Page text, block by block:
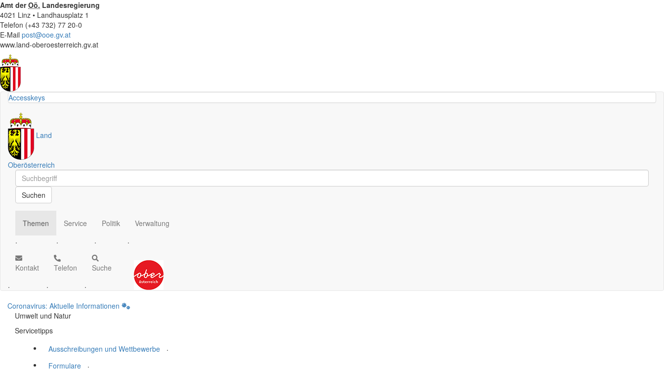
Amt derOö. Landesregierung
4021 Linz • Landhausplatz 1
Telefon (+43 732) 77 20-0
E-Mail post@ooe.gv.at
www.land-oberoesterreich.gv.at
Accesskeys
Land
Oberösterreich
Schnellsuche
Schnellsuche
Suchen
Themen
.
Service
.
Politik
.
Verwaltung
.
Kontakt
.
Telefon
.
Suche
.
Coronavirus: Aktuelle Informationen
Umwelt und Natur
Servicetipps
Ausschreibungen und Wettbewerbe
.
Formulare
.